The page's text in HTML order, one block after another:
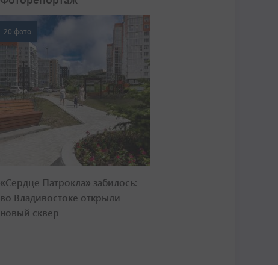
20 фото
«Сердце Патрокла» забилось:
во Владивостоке открыли
новый сквер